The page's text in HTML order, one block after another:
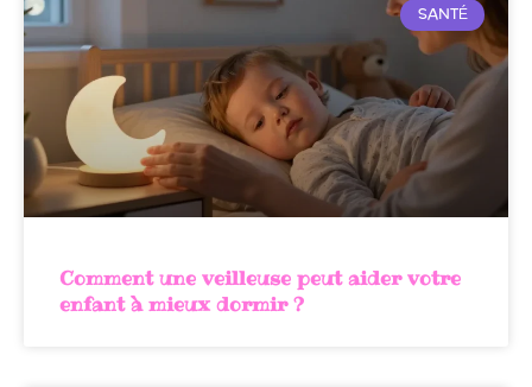
SANTÉ
Comment une veilleuse peut aider votre
enfant à mieux dormir ?